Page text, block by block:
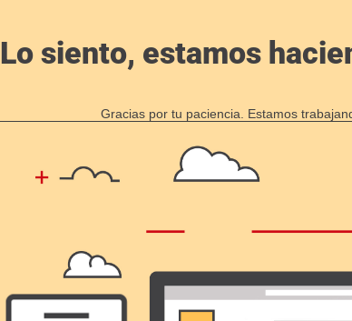
Lo siento, estamos
Gracias por tu paciencia. Estamos